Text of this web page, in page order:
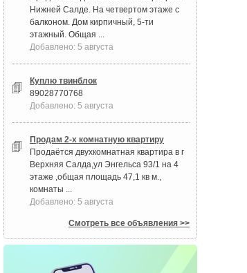
Нижней Салде. На четвертом этаже с
балконом. Дом кирпичный, 5-ти
этажный. Общая ...
Добавлено: 5 августа
Куплю твинблок
89028770768
Добавлено: 5 августа
Продам 2-х комнатную квартиру
Продаётся двухкомнатная квартира в г
Верхняя Салда,ул Энгельса 93/1 на 4
этаже ,общая площадь 47,1 кв м.,
комнаты ...
Добавлено: 5 августа
Смотреть все объявления >>